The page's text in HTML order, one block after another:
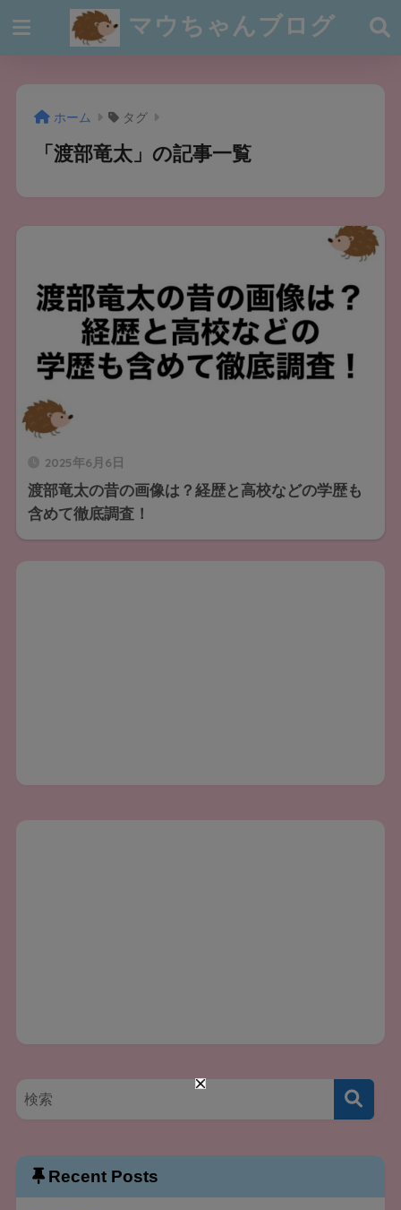
マウちゃんブログ
ホーム タグ
「渡部竜太」の記事一覧
2025年6月6日
渡部竜太の昔の画像は？経歴と高校などの学歴も
含めて徹底調査！
Recent Posts